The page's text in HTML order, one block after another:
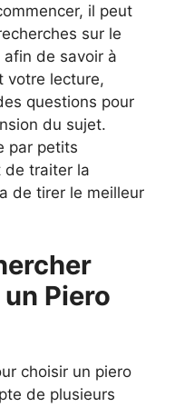
il peut
sur le
afin de savoir à
votre lecture,
questions pour
du sujet.
par petits
de traiter la
de tirer le meilleur
Piero
choisir un piero
de plusieurs